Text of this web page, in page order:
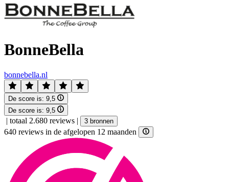
BonneBella
bonnebella.nl
De score is: 9,5
De score is: 9,5
| totaal 2.680 reviews | 3 bronnen
640 reviews in de afgelopen 12 maanden